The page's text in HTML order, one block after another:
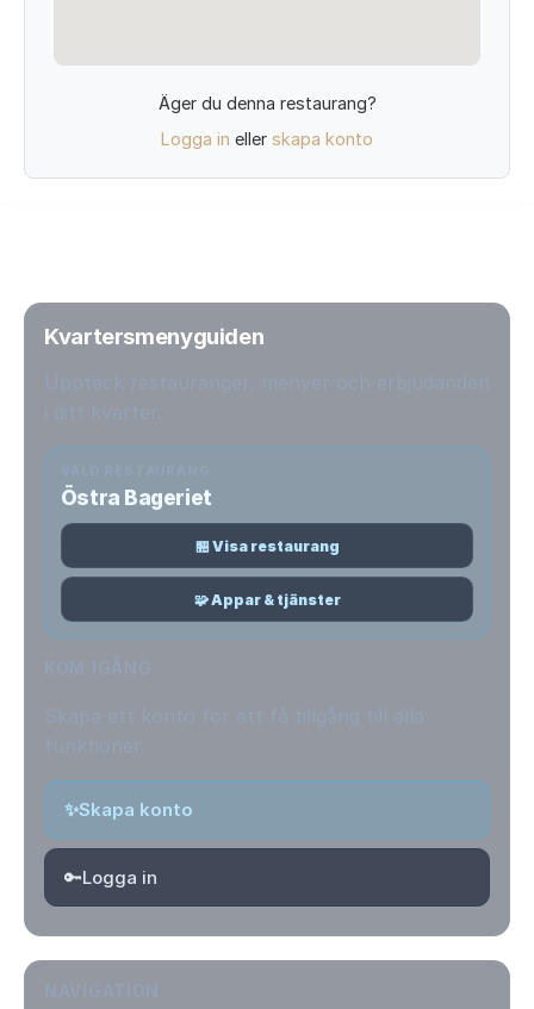
Äger du denna restaurang?
Logga in eller skapa konto
Kvartersmenyguiden
Östra Bageriet
🏪 Visa restaurang
🧩 Appar & tjänster
✨Skapa konto
🔑Logga in